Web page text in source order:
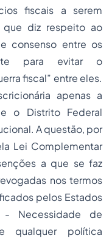
fiscais a serem
diz respeito ao
consenso entre os
para evitar o
fiscal” entre eles.
apenas a
o Distrito Federal
A questão, por
Lei Complementar
a que se faz
nos termos
pelos Estados
Necessidade de
qualquer política